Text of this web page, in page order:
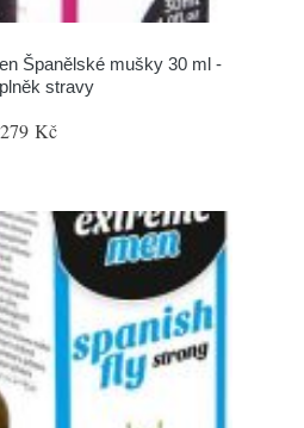
Španělské mušky 30 ml -
stravy
279 Kč